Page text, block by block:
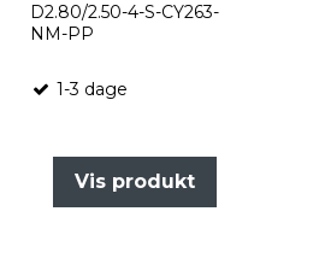
D2.80/2.50-4-S-CY263-
NM-PP
1-3 dage
Vis produkt